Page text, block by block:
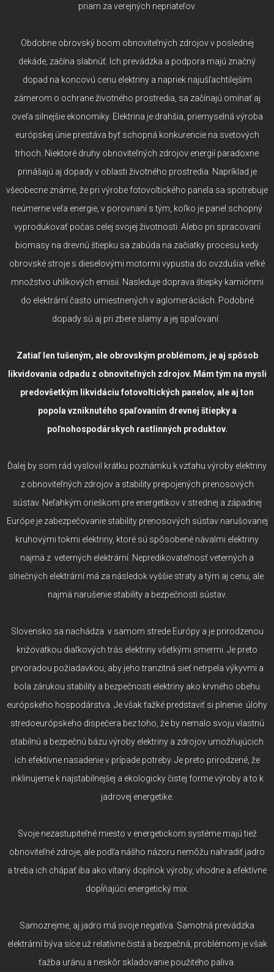
priam za verejných nepriateľov.
Obdobne obrovský boom obnoviteľných zdrojov v poslednej
dekáde, začína slabnúť. Ich prevádzka a podpora majú značný
dopad na koncovú cenu elektriny a napriek najušľachtilejším
zámerom o ochrane životného prostredia, sa začínajú omínať aj
oveľa silnejšie ekonomiky. Elektrina je drahšia, priemyselná výroba
európskej únie prestáva byť schopná konkurencie na svetových
trhoch. Niektoré druhy obnoviteľných zdrojov energií paradoxne
prinášajú aj dopady v oblasti životného prostredia. Napríklad je
všeobecne známe, že pri výrobe fotovoltického panela sa spotrebuje
neúmerne veľa energie, v porovnaní s tým, koľko je panel schopný
vyprodukovať počas celej svojej životnosti. Alebo pri spracovaní
biomasy na drevnú štiepku sa zabúda na začiatky procesu kedy
obrovské stroje s dieselovými motormi vypustia do ovzdušia veľké
množstvo uhlíkových emisií. Nasleduje doprava štiepky kamiónmi
do elektrární často umiestnených v aglomeráciách. Podobné
dopady sú aj pri zbere slamy a jej spaľovaní.
Zatiaľ len tušeným, ale obrovským problémom, je aj spôsob
likvidovania odpadu z obnoviteľných zdrojov. Mám tým na mysli
predovšetkým likvidáciu fotovoltických panelov, ale aj ton
popola vzniknutého spaľovaním drevnej štiepky a
poľnohospodárskych rastlinných produktov.
Ďalej by som rád vyslovil krátku poznámku k vzťahu výroby elektriny
z obnoviteľných zdrojov a stability prepojených prenosových
sústav. Neľahkým orieškom pre energetikov v strednej a západnej
Európe je zabezpečovanie stability prenosových sústav narušovanej
kruhovými tokmi elektriny, ktoré sú spôsobené návalmi elektriny
najmä z veterných elektrární. Nepredikovateľnosť veterných a
slnečných elektrární má za následok vyššie straty a tým aj cenu, ale
najmä narušenie stability a bezpečnosti sústav.
Slovensko sa nachádza v samom strede Európy a je prirodzenou
križovatkou diaľkových trás elektriny všetkými smermi. Je preto
prvoradou požiadavkou, aby jeho tranzitná sieť netrpela výkyvmi a
bola zárukou stability a bezpečnosti elektriny ako krvného obehu
európskeho hospodárstva. Je však ťažké predstaviť si plnenie úlohy
stredoeurópskeho dispečera bez toho, že by nemalo svoju vlastnú
stabilnú a bezpečnú bázu výroby elektriny a zdrojov umožňujúcich
ich efektívne nasadenie v prípade potreby. Je preto prirodzené, že
inklinujeme k najstabilnejšej a ekologicky čistej forme výroby a to k
jadrovej energetike.
Svoje nezastupiteľné miesto v energetickom systéme majú tiež
obnoviteľné zdroje, ale podľa nášho názoru nemôžu nahradiť jadro
a treba ich chápať iba ako vítaný doplnok výroby, vhodne a efektívne
dopĺňajúci energetický mix.
Samozrejme, aj jadro má svoje negatíva. Samotná prevádzka
elektrární býva síce už relatívne čistá a bezpečná, problémom je však
ťažba uránu a neskôr skladovanie použitého paliva.